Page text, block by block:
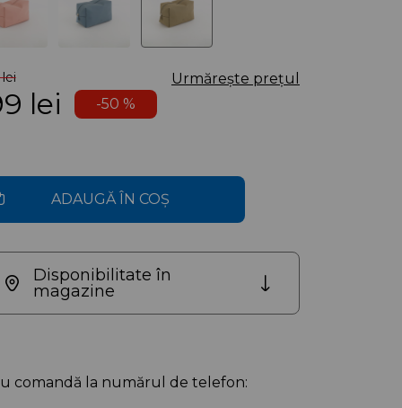
Urmărește prețul
lei -50 %
ADAUGĂ ÎN COȘ
Disponibilitate în
magazine
comandă la numărul de telefon: